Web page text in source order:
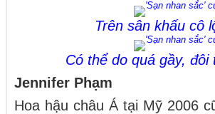
Trên sân khấu cô
Có thể do quá gầy,
Jennifer Phạm
Hoa hậu châu Á tại Mỹ 2006